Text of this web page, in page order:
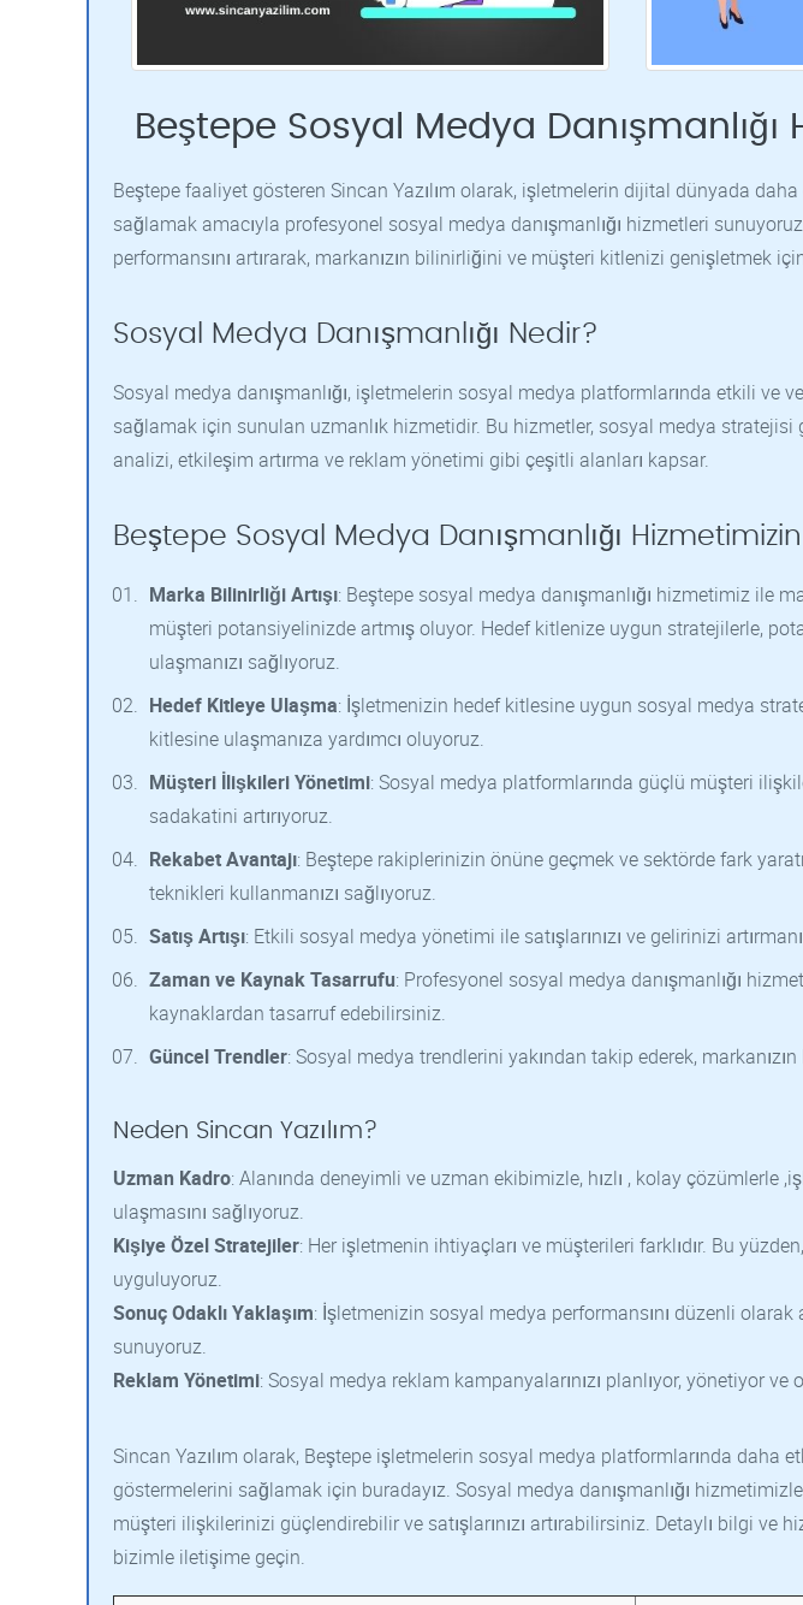
Beştepe Sosyal Medya Danışmanlığı
Beştepe faaliyet gösteren Sincan Yazılım olarak, işletmelerin dijital dünyada
sağlamak amacıyla profesyonel sosyal medya danışmanlığı hizmetleri
performansını artırarak, markanızın bilinirliğini ve müşteri kitlenizi genişletmek için
Sosyal Medya Danışmanlığı Nedir?
Sosyal medya danışmanlığı, işletmelerin sosyal medya platformlarında etkili ve
sağlamak için sunulan uzmanlık hizmetidir. Bu hizmetler, sosyal medya stratejisi
analizi, etkileşim artırma ve reklam yönetimi gibi çeşitli alanları kapsar.
Beştepe Sosyal Medya Danışmanlığı
Marka Bilinirliği Artışı: Beştepe sosyal medya danışmanlığı hizmetimiz ile
müşteri potansiyelinizde artmış oluyor. Hedef kitlenize uygun stratejilerle,
ulaşmanızı sağlıyoruz.
Hedef Kitleye Ulaşma: İşletmenizin hedef kitlesine uygun sosyal medya
kitlesine ulaşmanıza yardımcı oluyoruz.
Müşteri İlişkileri Yönetimi: Sosyal medya platformlarında güçlü müşteri
sadakatini artırıyoruz.
Rekabet Avantajı: Beştepe rakiplerinizin önüne geçmek ve sektörde fark
teknikleri kullanmanızı sağlıyoruz.
Satış Artışı: Etkili sosyal medya yönetimi ile satışlarınızı ve gelirinizi
Zaman ve Kaynak Tasarrufu: Profesyonel sosyal medya danışmanlığı
kaynaklardan tasarruf edebilirsiniz.
Güncel Trendler: Sosyal medya trendlerini yakından takip ederek,
Neden Sincan Yazılım?
Uzman Kadro: Alanında deneyimli ve uzman ekibimizle, hızlı , kolay çözümlerle
ulaşmasını sağlıyoruz.
Kişiye Özel Stratejiler: Her işletmenin ihtiyaçları ve müşterileri farklıdır. Bu
uyguluyoruz.
Sonuç Odaklı Yaklaşım: İşletmenizin sosyal medya performansını düzenli
sunuyoruz.
Reklam Yönetimi: Sosyal medya reklam kampanyalarınızı planlıyor, yönetiyor ve
Sincan Yazılım olarak, Beştepe işletmelerin sosyal medya platformlarında daha
göstermelerini sağlamak için buradayız. Sosyal medya danışmanlığı
müşteri ilişkilerinizi güçlendirebilir ve satışlarınızı artırabilirsiniz. Detaylı bilgi ve
bizimle iletişime geçin.